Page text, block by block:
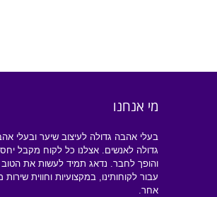
מי אנחנו
בעלי אהבה גדולה לעיצוב שיער ובעלי
גדולה לאנשים. אצלנו כל לקוח מקבל יחס
והופך לחבר. נדאג תמיד לעשות את הטוב
עבור לקוחותינו, במקצועיות וחווית שירות
אחר.